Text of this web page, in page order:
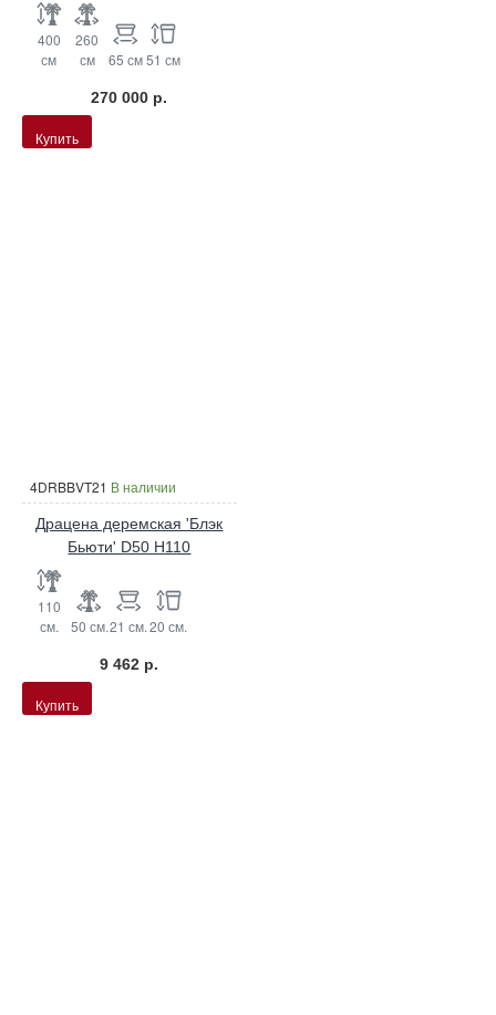
400
см
260
см
65 см 51 см
270 000 р.
Купить
4DRBBVT21 В наличии
Драцена деремская 'Блэк
Бьюти' D50 H110
110
см.
50 см.21 см.20 см.
9 462 р.
Купить